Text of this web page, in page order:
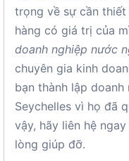
trọng về sự cần
hàng có giá trị của
doanh nghiệp nước
chuyên gia kinh
bạn thành lập
Seychelles vì ​​họ đã
vậy, hãy liên hệ
lòng giúp đỡ.